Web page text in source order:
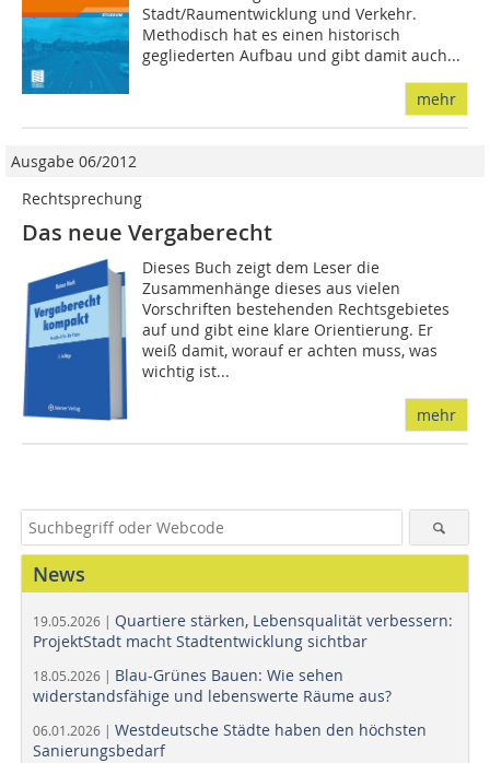
Stadt/Raumentwicklung und Verkehr.
Methodisch hat es einen historisch
gegliederten Aufbau und gibt damit auch...
mehr
Ausgabe 06/2012
Rechtsprechung
Das neue Vergaberecht
Dieses Buch zeigt dem Leser die
Zusammenhänge dieses aus vielen
Vorschriften bestehenden Rechtsgebietes
auf und gibt eine klare Orientierung. Er
weiß damit, worauf er achten muss, was
wichtig ist...
mehr
News
19.05.2026 | Quartiere stärken, Lebensqualität verbessern:
ProjektStadt macht Stadtentwicklung sichtbar
18.05.2026 | Blau-Grünes Bauen: Wie sehen
widerstandsfähige und lebenswerte Räume aus?
06.01.2026 | Westdeutsche Städte haben den höchsten
Sanierungsbedarf